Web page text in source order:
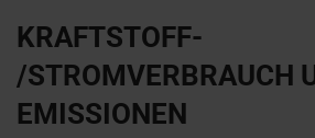
KRAFTSTOFF-
/STROMVERBRAUCH
EMISSIONEN